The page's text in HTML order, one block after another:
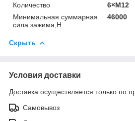
Количество
6×М12
Минимальная суммарная
сила зажима,Н
46000
Скрыть
Условия доставки
Доставка осуществляется только по
Самовывоз